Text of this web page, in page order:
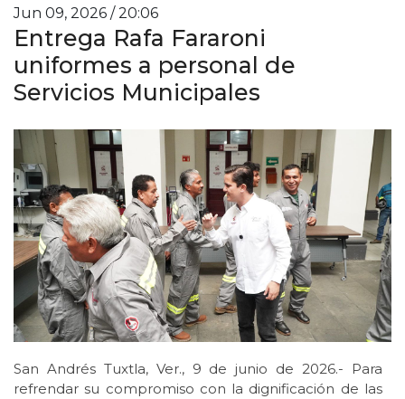
Jun 09, 2026 / 20:06
Entrega Rafa Fararoni
uniformes a personal de
Servicios Municipales
San Andrés Tuxtla, Ver., 9 de junio de 2026.- Para
refrendar su compromiso con la dignificación de las